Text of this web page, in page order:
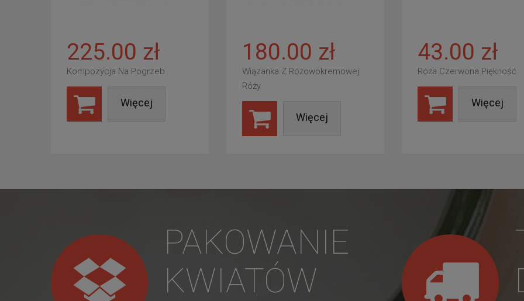
225.00 zł
Kompozycja Na Pogrzeb
Więcej
180.00 zł
Wiązanka Z Różowokremowej
Róży
Więcej
43.00 zł
Róża Czerwona Piękność
Więcej
PAKOWANIE
KWIATÓW